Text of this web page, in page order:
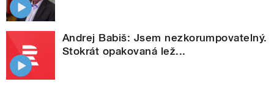
Andrej Babiš: Jsem nezkorumpovatelný.
Stokrát opakovaná lež...